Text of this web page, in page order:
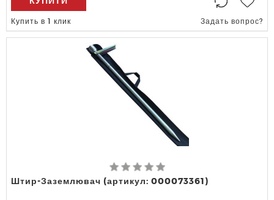
Купить в 1 клик Задать вопрос?
Штир-Заземлювач (артикул: 000073361)